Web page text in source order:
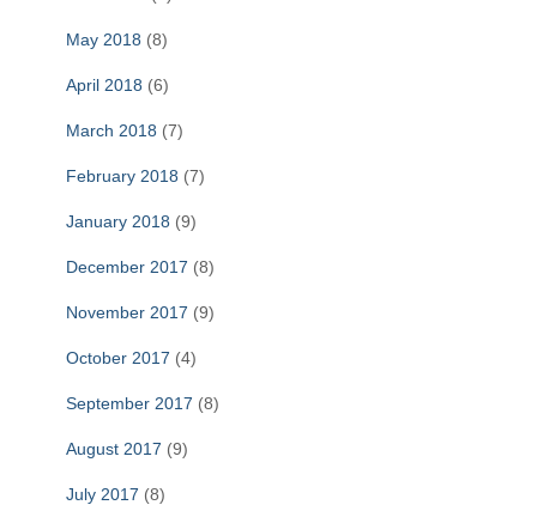
May 2018 (8)
April 2018 (6)
March 2018 (7)
February 2018 (7)
January 2018 (9)
December 2017 (8)
November 2017 (9)
October 2017 (4)
September 2017 (8)
August 2017 (9)
July 2017 (8)